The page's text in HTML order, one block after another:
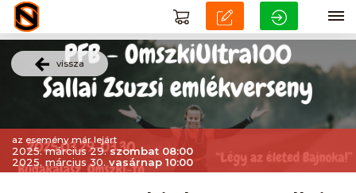
vissza
az esemény már lejárt
2025. március 29. szombat 08:00
2025. március 30. vasárnap 10:00